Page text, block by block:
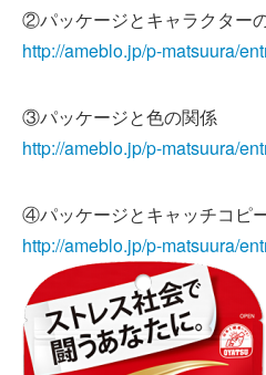
②パッケージとキャラクター
http://ameblo.jp/p-matsuura/
③パッケージと色の関係
http://ameblo.jp/p-matsuura/
④パッケージとキャッチコピ
http://ameblo.jp/p-matsuura/